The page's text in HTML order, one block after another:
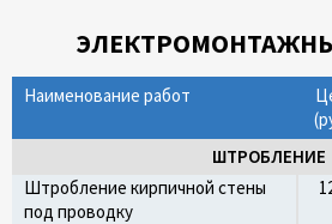
Наименование работ
ШТРОБЛЕНИЕ
Штробление кирпичной стены
под проводку